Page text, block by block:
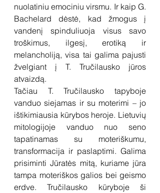
nuolatiniu emociniu virsmu. Ir kaip G.
Bachelard dėstė, kad žmogus į
vandenį spinduliuoja visus savo
troškimus, ilgesį, erotiką ir
melancholiją, visa tai galima pajusti
žvelgiant į T. Tručilausko jūros
atvaizdą.
Tačiau T. Tručilausko tapyboje
vanduo siejamas ir su moterimi – jo
ištikimiausia kūrybos heroje. Lietuvių
mitologijoje vanduo nuo seno
tapatinamas su moteriškumu,
transformacija ir paslaptimi. Galima
prisiminti Jūratės mitą, kuriame jūra
tampa moteriškos galios bei geismo
erdve. Tručilausko kūryboje ši